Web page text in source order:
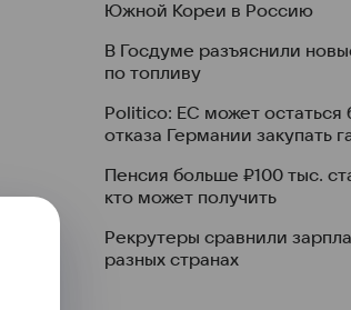
Южной Кореи в Россию
В Госдуме разъяснили
по топливу
Politico: ЕС может остаться
отказа Германии закупать
Пенсия больше ₽100 тыс.
кто может получить
Рекрутеры сравнили
разных странах